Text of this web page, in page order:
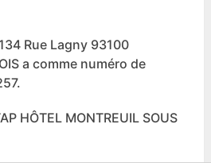
Rue Lagny 93100
a comme numéro de
HÔTEL MONTREUIL SOUS